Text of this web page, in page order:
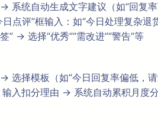
系统自动生成文字建议（如“回复率
点评”框输入：如“今日处理复杂退
” → 选择“优秀”“需改进”“警告”等
选择模板（如“今日回复率偏低，请
入扣分理由 → 系统自动累积月度